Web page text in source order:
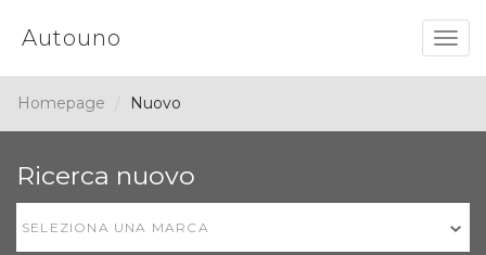
Autouno
Homepage Nuovo
Ricerca nuovo
SELEZIONA UNA MARCA